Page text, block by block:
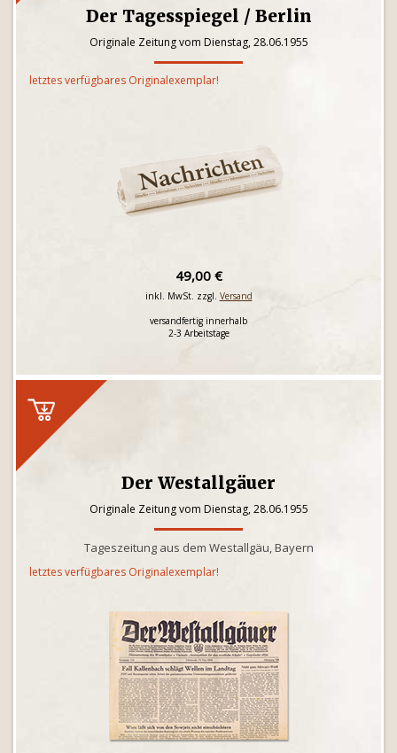
Der Tagesspiegel / Berlin
Originale Zeitung vom Dienstag, 28.06.1955
letztes verfügbares Originalexemplar!
49,00 €
inkl. MwSt. zzgl. Versand
versandfertig innerhalb
2-3 Arbeitstage
Der Westallgäuer
Originale Zeitung vom Dienstag, 28.06.1955
Tageszeitung aus dem Westallgäu, Bayern
letztes verfügbares Originalexemplar!